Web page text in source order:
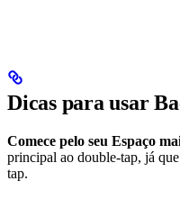
Dicas para usar
Comece pelo seu Espaço
principal ao double-tap, já
tap.